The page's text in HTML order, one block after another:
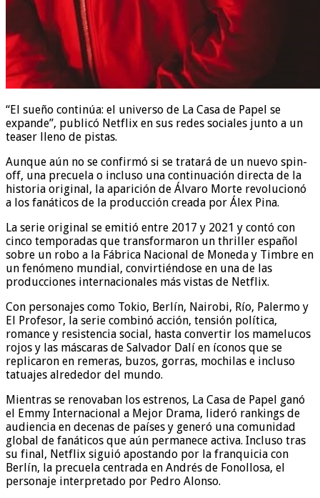
“El sueño continúa: el universo de La Casa de Papel se
expande”, publicó Netflix en sus redes sociales junto a un
teaser lleno de pistas.
Aunque aún no se confirmó si se tratará de un nuevo spin-
off, una precuela o incluso una continuación directa de la
historia original, la aparición de Álvaro Morte revolucionó
a los fanáticos de la producción creada por Álex Pina.
La serie original se emitió entre 2017 y 2021 y contó con
cinco temporadas que transformaron un thriller español
sobre un robo a la Fábrica Nacional de Moneda y Timbre en
un fenómeno mundial, convirtiéndose en una de las
producciones internacionales más vistas de Netflix.
Con personajes como Tokio, Berlín, Nairobi, Río, Palermo y
El Profesor, la serie combinó acción, tensión política,
romance y resistencia social, hasta convertir los mamelucos
rojos y las máscaras de Salvador Dalí en íconos que se
replicaron en remeras, buzos, gorras, mochilas e incluso
tatuajes alrededor del mundo.
Mientras se renovaban los estrenos, La Casa de Papel ganó
el Emmy Internacional a Mejor Drama, lideró rankings de
audiencia en decenas de países y generó una comunidad
global de fanáticos que aún permanece activa. Incluso tras
su final, Netflix siguió apostando por la franquicia con
Berlín, la precuela centrada en Andrés de Fonollosa, el
personaje interpretado por Pedro Alonso.